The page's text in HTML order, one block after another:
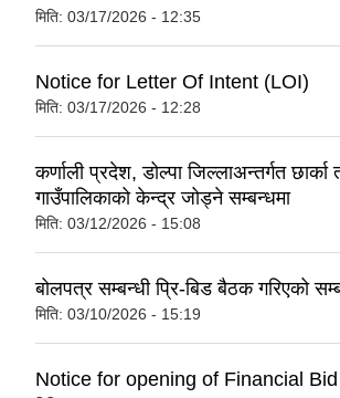
मिति: 03/17/2026 - 12:35
Notice for Letter Of Intent (LOI)
मिति: 03/17/2026 - 12:28
कर्णाली प्रदेश, डोल्पा जिल्लाअन्तर्गत छार्का
गाउँपालिकाको केन्द्र जोड्ने सम्बन्धमा
मिति: 03/12/2026 - 15:08
बोलपत्र सम्बन्धी प्रि-बिड बैठक गरिएको
मिति: 03/10/2026 - 15:19
Notice for opening of Financial Bid